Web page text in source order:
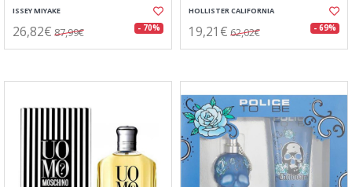
ISSEY MIYAKE
26,82€ 87,99€ - 70%
HOLLISTER CALIFORNIA
19,21€ 62,02€ - 69%